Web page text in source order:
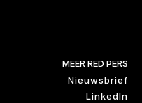
MEER RED PERS
Nieuwsbrief
LinkedIn